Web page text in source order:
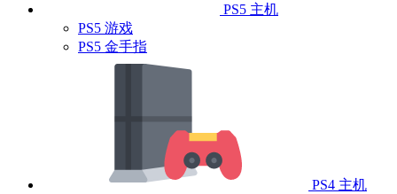
PS5 主机
PS5 游戏
PS5 金手指
PS4 主机